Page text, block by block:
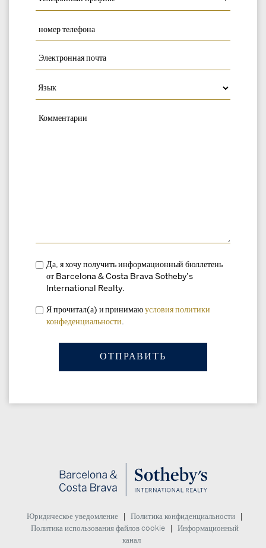
Да, я хочу получить информационный бюллетень
от Barcelona & Costa Brava Sotheby’s
International Realty.
Я прочитал(а) и принимаю условия политики
конфеденциальности
Юридическое уведомление Политика конфиденциальности
Политика использования файлов cookie
Информационный
канал